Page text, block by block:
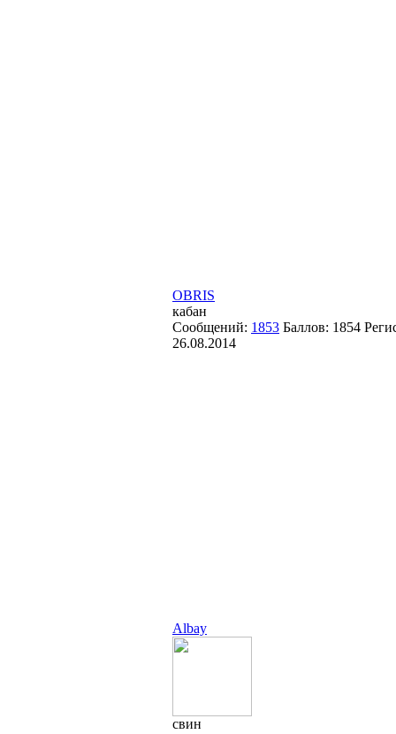
OBRIS
кабан
Сообщений: 1853 Баллов: 1854
26.08.2014
Albay
свин